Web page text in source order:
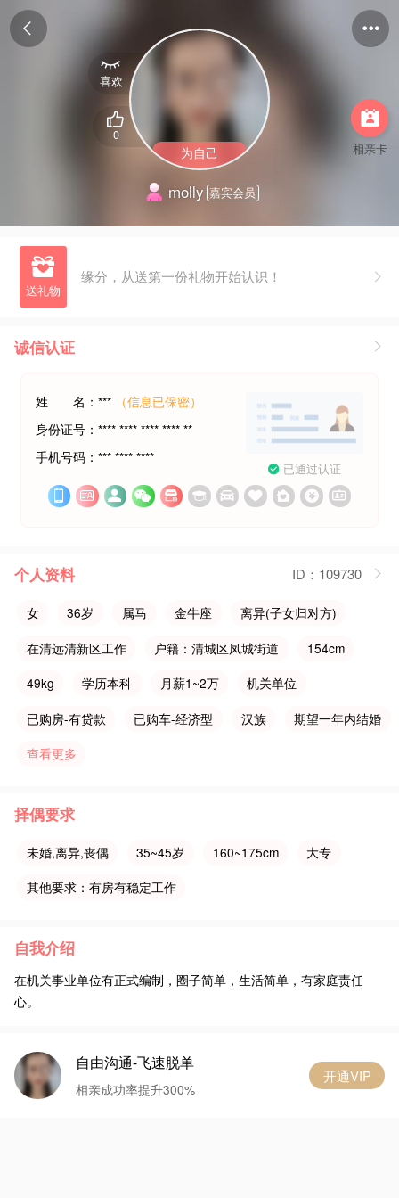
 
为自己
molly 嘉宾会员
喜欢


0
 缘分，从送第一份礼物开始认识！
诚信认证
姓 名：*** （信息已保密）
身份证号：**** **** **** **** **
手机号码：*** **** ****
已通过认证
         
个人资料 ID：109730
女 36岁 属马 金牛座
离异(子女归对方)
在清远清新区工作
户籍：清城区凤城街道
154cm
49kg
学历本科 月薪1~2万
机关单位
已购房-有贷款
已购车-经济型 汉族
期望一年内结婚
查看更多
择偶要求
未婚,离异,丧偶 35~45岁 160~175cm
大专
其他要求：有房有稳定工作
自我介绍
在机关事业单位有正式编制，圈子简单，生活简单，有家庭责任
心。
自由沟通-飞速脱单
相亲成功率提升300%
开通VIP

相亲卡